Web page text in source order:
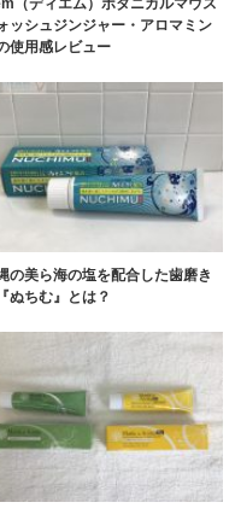
ッシュジンジャー・アロマミン
使用感レビュー
の美ら海の塩を配合した歯磨き
ぬちむ』とは？